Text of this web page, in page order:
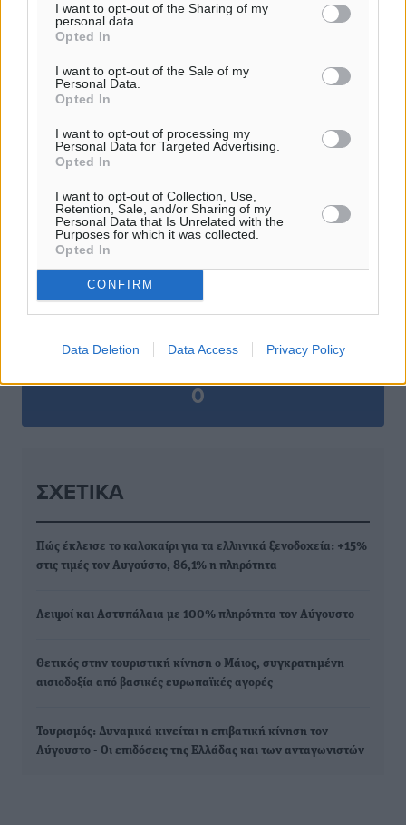
I want to opt-out of the Sharing of my
personal data.
Opted In
I want to opt-out of the Sale of my
Personal Data.
Opted In
I want to opt-out of processing my
Personal Data for Targeted Advertising.
Opted In
I want to opt-out of Collection, Use,
Retention, Sale, and/or Sharing of my
Personal Data that Is Unrelated with the
Purposes for which it was collected.
Opted In
CONFIRM
Data Deletion Data Access Privacy Policy
Δείτε περισσότερα άρθρα μας στα αποτελέσματα αναζήτησης
Add Dimokratiki.gr on Google ↗
Στο Google News πατήστε ★ Ακολουθήστε
0
ΣΧΕΤΙΚΆ
Πώς έκλεισε το καλοκαίρι για τα ελληνικά ξενοδοχεία: +15%
στις τιμές τον Αυγούστο, 86,1% η πληρότητα
Λειψοί και Αστυπάλαια με 100% πληρότητα τον Αύγουστο
Θετικός στην τουριστική κίνηση ο Μάιος, συγκρατημένη
αισιοδοξία από βασικές ευρωπαϊκές αγορές
Τουρισμός: Δυναμικά κινείται η επιβατική κίνηση τον
Αύγουστο - Οι επιδόσεις της Ελλάδας και των ανταγωνιστών